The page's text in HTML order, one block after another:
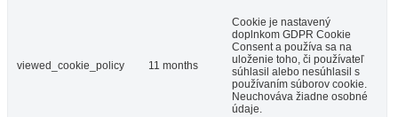
viewed_cookie_policy 11 months
Cookie je nastavený
doplnkom GDPR Cookie
Consent a používa sa na
uloženie toho, či používateľ
súhlasil alebo nesúhlasil s
používaním súborov cookie.
Neuchováva žiadne osobné
údaje.